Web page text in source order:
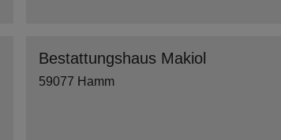
Bestattungshaus Makiol
59077 Hamm